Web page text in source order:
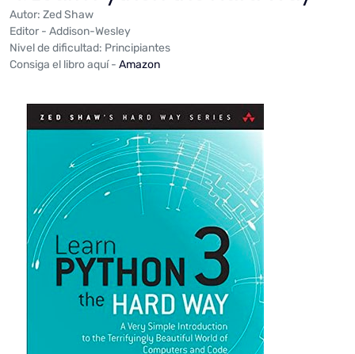
Autor: Zed Shaw
Editor - Addison-Wesley
Nivel de dificultad: Principiantes
Consiga el libro aquí - Amazon